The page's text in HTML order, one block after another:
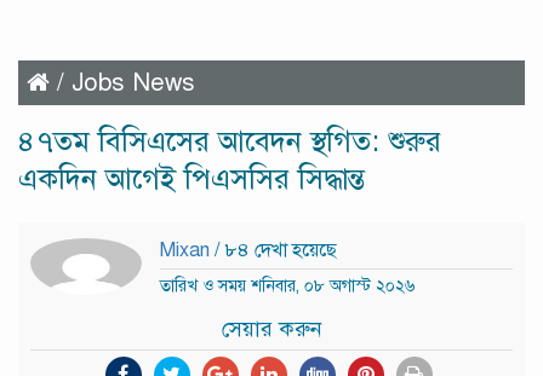
/ Jobs News
৪৭তম বিসিএসের আবেদন স্থগিত: শুরুর
একদিন আগেই পিএসসির সিদ্ধান্ত
Mixan / ৮৪ দেখা হয়েছে
তারিখ ও সময় শনিবার, ০৮ অগাস্ট ২০২৬
সেয়ার করুন